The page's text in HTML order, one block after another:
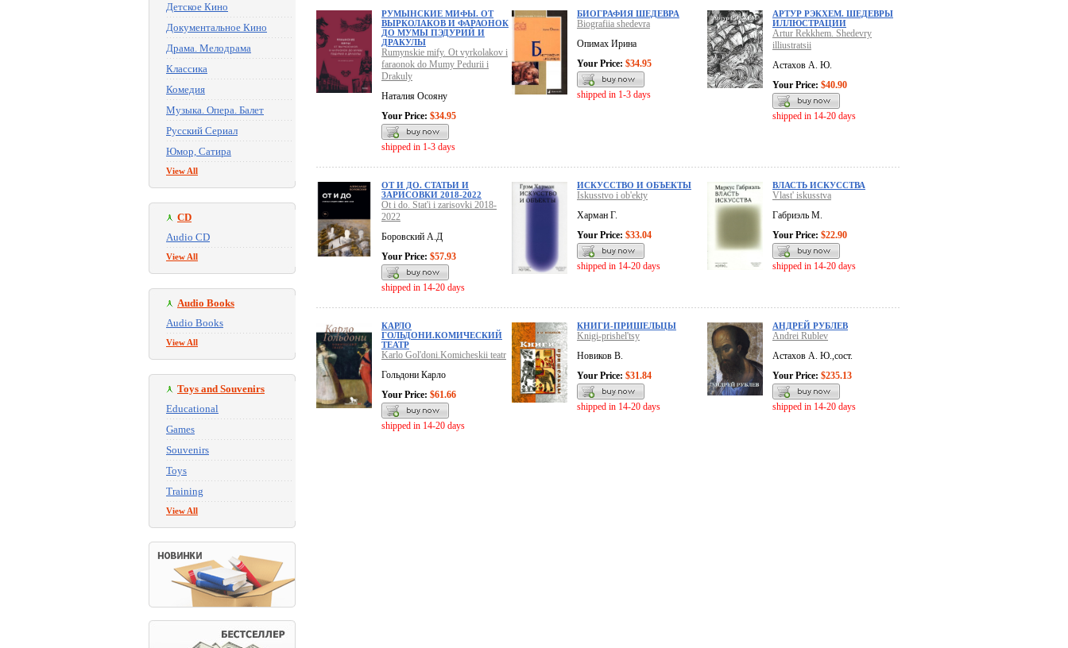
Детское Кино
Документальное Кино
Драма. Мелодрама
Классика
Комедия
Музыка. Опера. Балет
Русский Сериал
Юмор, Сатира
View All
CD
Audio CD
View All
Audio Books
Audio Books
View All
Toys and Souvenirs
Educational
Games
Souvenirs
Toys
Training
View All
РУМЫНСКИЕ МИФЫ. ОТ
ВЫРКОЛАКОВ И ФАРАОНОК
ДО МУМЫ ПЭДУРИЙ И
ДРАКУЛЫ
Rumynskie mify. Ot vyrkolakov i
faraonok do Mumy Pedurii i
Drakuly
Наталия Осояну
Your Price: $34.95
shipped in 1-3 days
БИОГРАФИЯ ШЕДЕВРА
Biografiia shedevra
Опимах Ирина
Your Price: $34.95
shipped in 1-3 days
АРТУР РЭКХЕМ. ШЕДЕВРЫ
ИЛЛЮСТРАЦИИ
Artur Rekkhem. Shedevry
illiustratsii
Астахов А. Ю.
Your Price: $40.90
shipped in 14-20 days
ОТ И ДО. СТАТЬИ И
ЗАРИСОВКИ 2018-2022
Ot i do. Stat'i i zarisovki 2018-
2022
Боровский А.Д
Your Price: $57.93
shipped in 14-20 days
ИСКУССТВО И ОБЪЕКТЫ
Iskusstvo i ob'ekty
Харман Г.
Your Price: $33.04
shipped in 14-20 days
ВЛАСТЬ ИСКУССТВА
Vlast' iskusstva
Габриэль М.
Your Price: $22.90
shipped in 14-20 days
КАРЛО
ГОЛЬДОНИ.КОМИЧЕСКИЙ
ТЕАТР
Karlo Gol'doni.Komicheskii teatr
Гольдони Карло
Your Price: $61.66
shipped in 14-20 days
КНИГИ-ПРИШЕЛЬЦЫ
Knigi-prishel'tsy
Новиков В.
Your Price: $31.84
shipped in 14-20 days
АНДРЕЙ РУБЛЕВ
Andrei Rublev
Астахов А. Ю.,сост.
Your Price: $235.13
shipped in 14-20 days